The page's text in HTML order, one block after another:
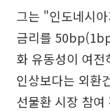
그는 "인도네시
금리를
화 유동성이 여
인상보다는 외환
선물환 시장 참